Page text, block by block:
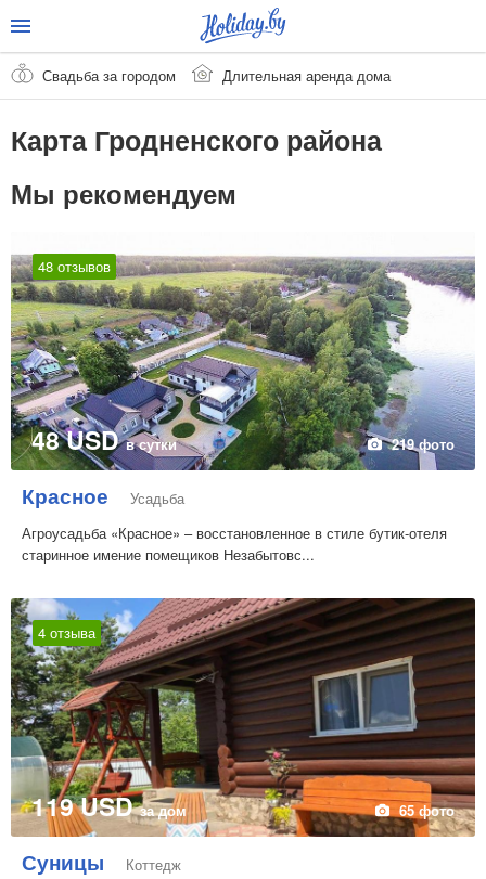
Свадьба за городом Длительная аренда дома
Карта Гродненского района
Мы рекомендуем
48 отзывов
48 USDв сутки 219 фото
Красное
Усадьба
Агроусадьба «Красное» – восстановленное в стиле бутик-отеля
старинное имение помещиков Незабытовс...
4 отзыва
119 USDза дом 65 фото
Суницы
Коттедж